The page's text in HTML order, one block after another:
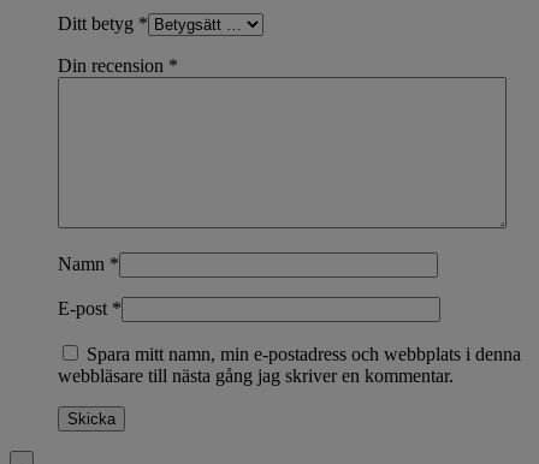
Ditt betyg *
Din recension *
Namn *
E-post *
Spara mitt namn, min e-postadress och webbplats i denna
webbläsare till nästa gång jag skriver en kommentar.